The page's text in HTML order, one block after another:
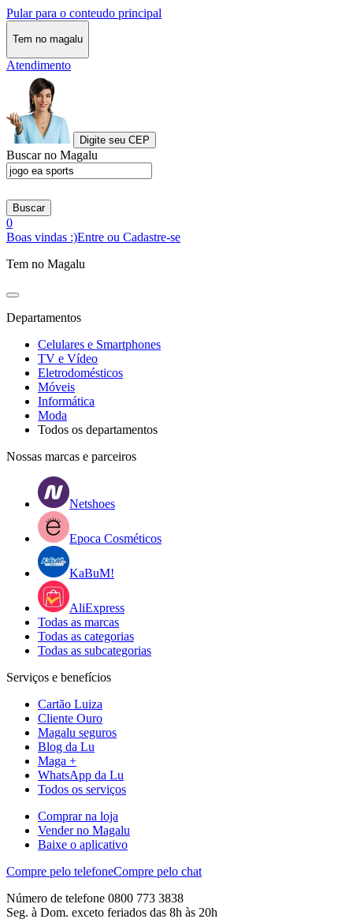
Pular para o conteudo principal
Tem no magalu
Atendimento
Digite seu CEP
Buscar no Magalu
Buscar
0
Boas vindas :)Entre ou Cadastre-se
Tem no Magalu
Departamentos
Celulares e Smartphones
TV e Vídeo
Eletrodomésticos
Móveis
Informática
Moda
Todos os departamentos
Nossas marcas e parceiros
Netshoes
Epoca Cosméticos
KaBuM!
AliExpress
Todas as marcas
Todas as categorias
Todas as subcategorias
Serviços e benefícios
Cartão Luiza
Cliente Ouro
Magalu seguros
Blog da Lu
Maga +
WhatsApp da Lu
Todos os serviços
Comprar na loja
Vender no Magalu
Baixe o aplicativo
Compre pelo telefoneCompre pelo chat
Número de telefone 0800 773 3838
Seg. à Dom. exceto feriados das 8h às 20h